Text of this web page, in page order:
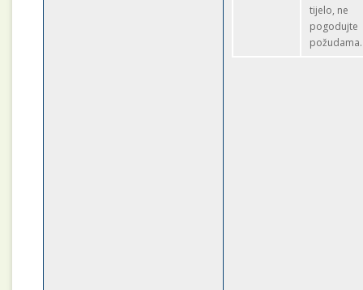
tijelo, ne
pogodujte
požudama.